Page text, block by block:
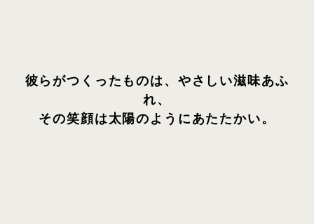
彼らがつくったものは、やさしい滋味あふ
れ、
その笑顔は太陽のようにあたたかい。